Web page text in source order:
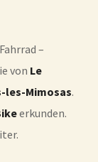
–
von Le
les-Mimosas.
erkunden.